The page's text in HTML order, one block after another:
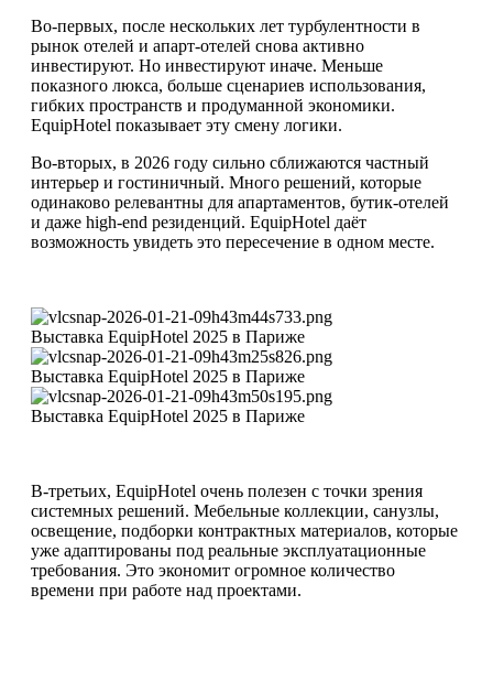
Во-первых, после нескольких лет турбулентности в
рынок отелей и апарт-отелей снова активно
инвестируют. Но инвестируют иначе. Меньше
показного люкса, больше сценариев использования,
гибких пространств и продуманной экономики.
EquipHotel показывает эту смену логики.
Во-вторых, в 2026 году сильно сближаются частный
интерьер и гостиничный. Много решений, которые
одинаково релевантны для апартаментов, бутик-отелей
и даже high-end резиденций. EquipHotel даёт
возможность увидеть это пересечение в одном месте.
Выставка EquipHotel 2025 в Париже
Выставка EquipHotel 2025 в Париже
Выставка EquipHotel 2025 в Париже
В-третьих, EquipHotel очень полезен с точки зрения
системных решений. Мебельные коллекции, санузлы,
освещение, подборки контрактных материалов, которые
уже адаптированы под реальные эксплуатационные
требования. Это экономит огромное количество
времени при работе над проектами.